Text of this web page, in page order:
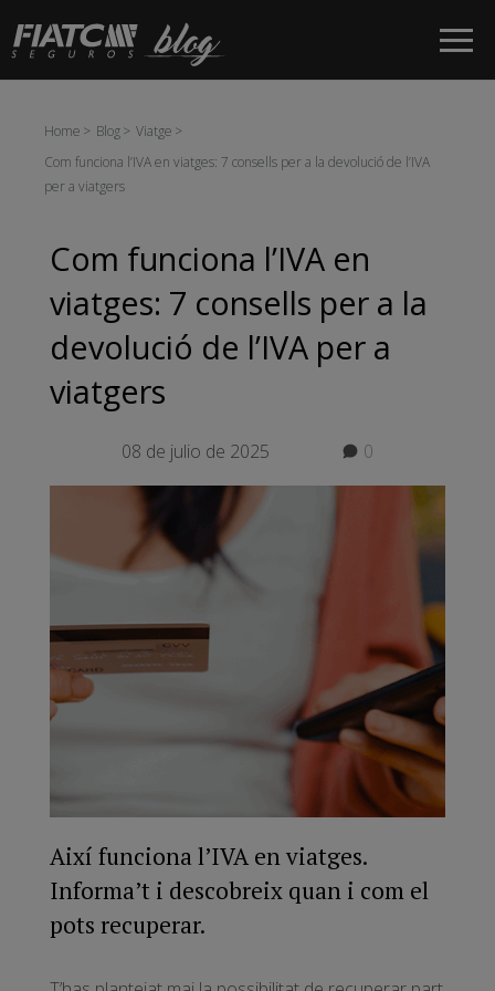
Salta al contingut principal
Home Blog
Viatge
Com funciona l’IVA en viatges: 7 consells per a la devolució de l’IVA
per a viatgers
Com funciona l’IVA en
viatges: 7 consells per a la
devolució de l’IVA per a
viatgers
08 de julio de 2025 0
Així funciona l’IVA en viatges.
Informa’t i descobreix quan i com el
pots recuperar.